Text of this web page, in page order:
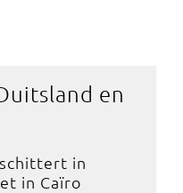
en
in
in Caïro